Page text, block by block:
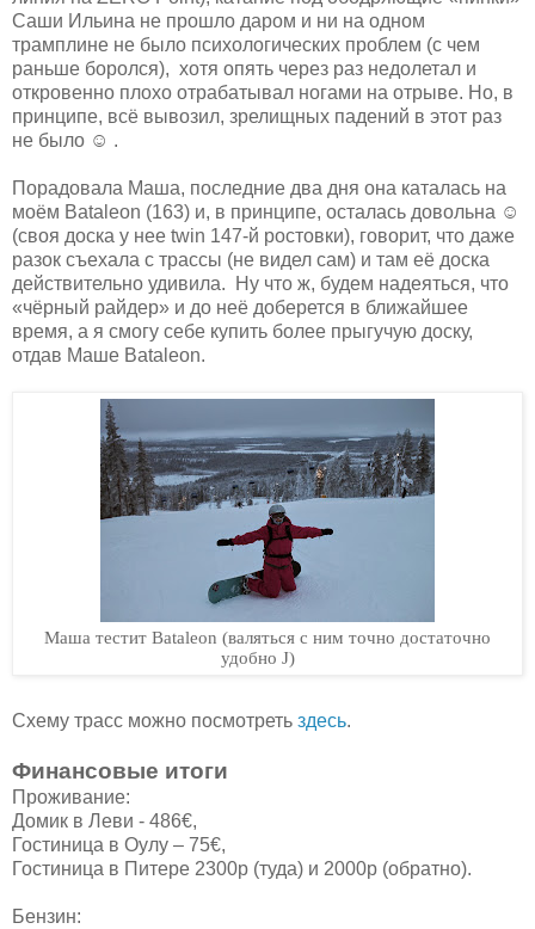
Саши Ильина не прошло даром и ни на одном
трамплине не было психологических проблем (с чем
раньше боролся), хотя опять через раз недолетал и
откровенно плохо отрабатывал ногами на отрыве. Но, в
принципе, всё вывозил, зрелищных падений в этот раз
не было ☺ .
Порадовала Маша, последние два дня она каталась на
моём Bataleon (163) и, в принципе, осталась довольна ☺
(своя доска у нее twin 147-й ростовки), говорит, что даже
разок съехала с трассы (не видел сам) и там её доска
действительно удивила. Ну что ж, будем надеяться, что
«чёрный райдер» и до неё доберется в ближайшее
время, а я смогу себе купить более прыгучую доску,
отдав Маше Bataleon.
Маша тестит Bataleon (валяться с ним точно достаточно
удобно J)
Схему трасс можно посмотреть здесь.
Финансовые итоги
Проживание:
Домик в Леви - 486€,
Гостиница в Оулу – 75€,
Гостиница в Питере 2300р (туда) и 2000р (обратно).
Бензин: